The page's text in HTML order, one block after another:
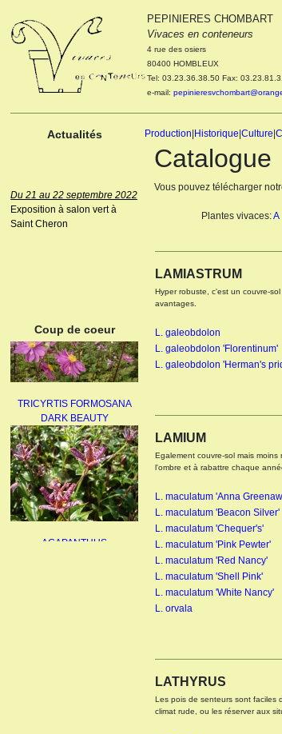
PEPINIERES CHOMBART
Vivaces en conteneurs
4 rue des osiers
80400 HOMBLEUX
Tel: 03.23.36.38.50 Fax:
e-mail:
Actualités Production Historique Culture
Portes ouvertes de la
pépinière : Visite des
cultures, découverte des
nouveautés. Le rendez-vous
des passionnés Le mardi 04
octobre 2022. Le mercredi 05
Exposition à salon vert à
Saint Cheron
Coup de coeur
DARK BEAUTY
UMBELLATUS ALBUS
Catalogue
Vous pouvez télécharger
Plantes vivaces:A
LAMIASTRUM
Hyper robuste, c'est un couvre-
avantages.
L. galeobdolon
L. galeobdolon 'Florentinum'
L. galeobdolon 'Herman's
LAMIUM
Egalement couvre-sol mais
l'ombre et à rabattre chaque
L. maculatum 'Anna
L. maculatum 'Beacon Silver'
L. maculatum 'Chequer's'
L. maculatum 'Pink Pewter'
L. maculatum 'Red Nancy'
L. maculatum 'Shell Pink'
L. maculatum 'White Nancy'
L. orvala
LATHYRUS
Les pois de senteurs sont faciles
climat rude, ou les réserver aux